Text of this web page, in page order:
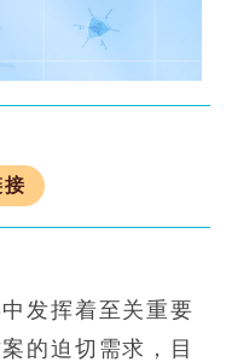
发挥着至关重要
的迫切需求，目